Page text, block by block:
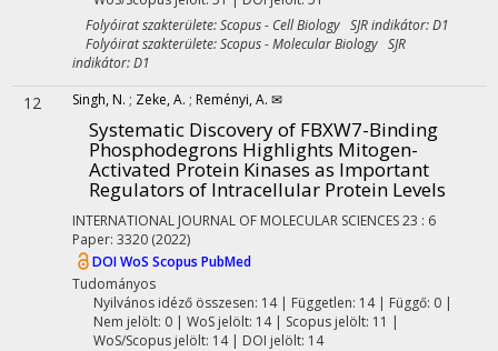
Folyóirat szakterülete: Scopus - Cell Biology SJR indikátor: D1
Folyóirat szakterülete: Scopus - Molecular Biology SJR
indikátor: D1
12 Singh, N. ; Zeke, A. ; Reményi, A. ✉
Systematic Discovery of FBXW7-Binding
Phosphodegrons Highlights Mitogen-
Activated Protein Kinases as Important
Regulators of Intracellular Protein Levels
INTERNATIONAL JOURNAL OF MOLECULAR SCIENCES23 : 6
Paper: 3320 (2022)
DOIWoS Scopus PubMed
Tudományos
Nyilvános idéző összesen: 14| Független: 14 | Függő: 0 |
Nem jelölt: 0 | WoS jelölt: 14 | Scopus jelölt: 11 |
WoS/Scopus jelölt: 14 | DOI jelölt: 14